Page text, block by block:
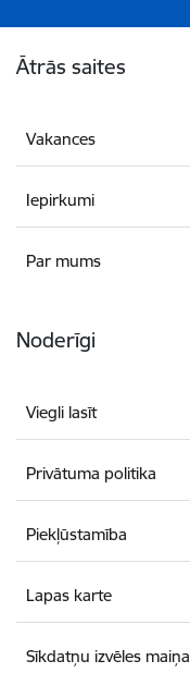
Ātrās saites
Vakances
Iepirkumi
Par mums
Noderīgi
Viegli lasīt
Privātuma politika
Piekļūstamība
Lapas karte
Sīkdatņu izvēles maiņa